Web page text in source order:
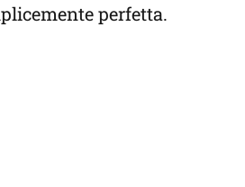
perfetta.